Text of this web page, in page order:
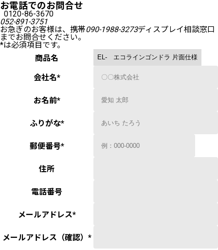
お電話でのお問合せ
0120-86-3670
052-891-3751
お急ぎのお客様は、携帯090-1988-3273ディスプレイ相談窓口
までお問合せください。
*は必須項目です。
商品名
会社名*
お名前*
ふりがな*
郵便番号*
住所
電話番号
メールアドレス*
メールアドレス（確認） *